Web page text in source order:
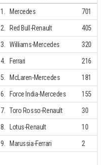
1. Mercedes 701
2. Red Bull-Renault 405
3. Williams-Mercedes 320
4. Ferrari 216
5. McLaren-Mercedes 181
6. Force India-Mercedes 155
7. Toro Rosso-Renault 30
8. Lotus-Renault 10
9. Marussia-Ferrari 2